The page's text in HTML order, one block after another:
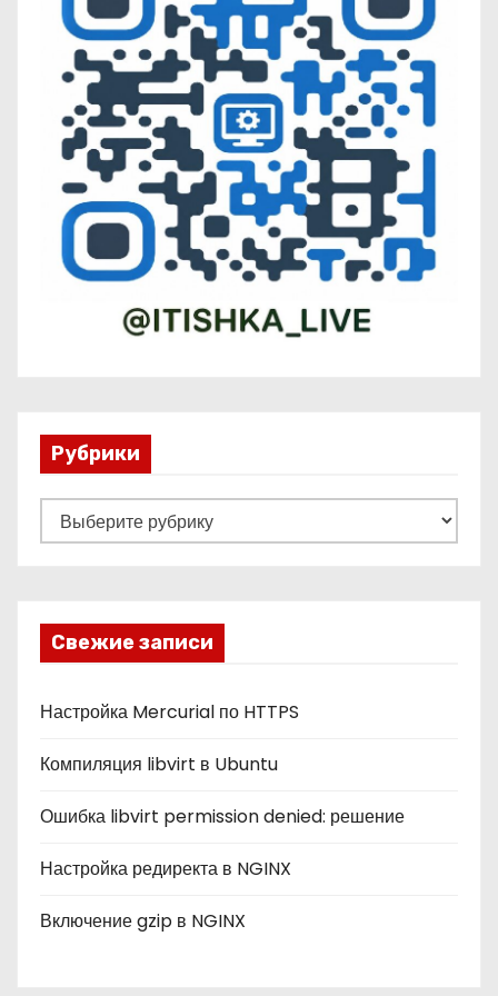
Рубрики
у
к
и
Свежие записи
Настройка Mercurial по HTTPS
Компиляция libvirt в Ubuntu
Ошибка libvirt permission denied: решение
Настройка редиректа в NGINX
Включение gzip в NGINX